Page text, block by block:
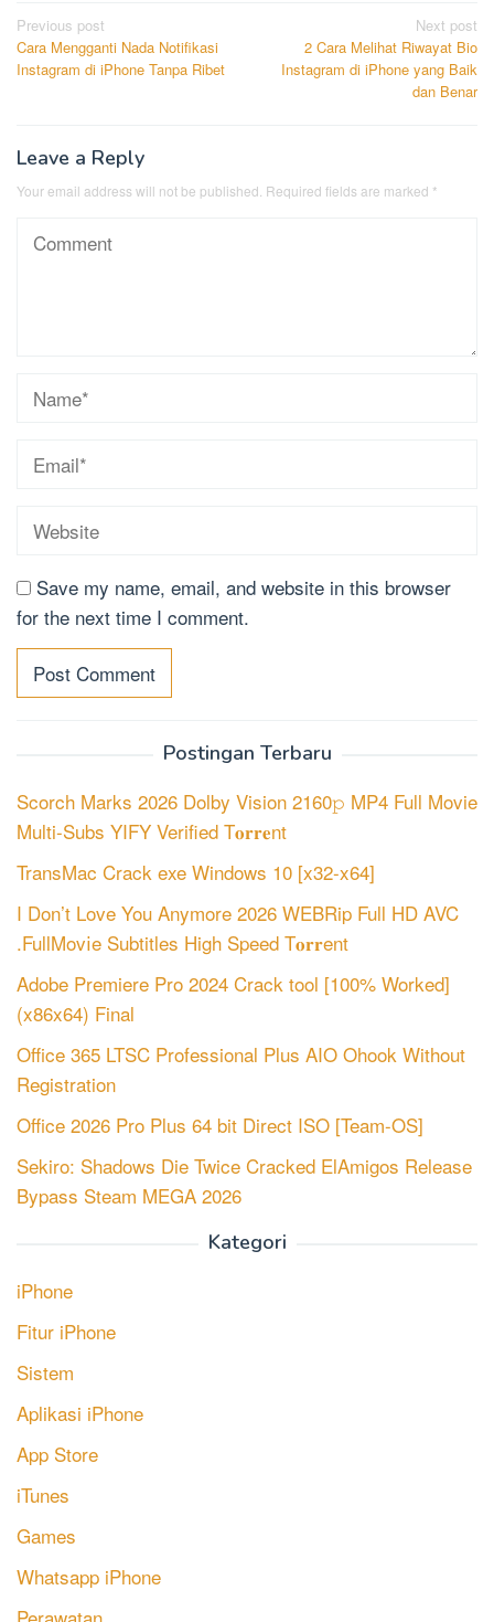
Post
navigation
Previous post
Cara Mengganti Nada Notifikasi
Instagram di iPhone Tanpa Ribet
Next post
2 Cara Melihat Riwayat Bio
Instagram di iPhone yang Baik
dan Benar
Leave a Reply
Your email address will not be published. Required fields are marked *
Save my name, email, and website in this browser
for the next time I comment.
Postingan Terbaru
Scorch Marks 2026 Dolby Vision 2160𝚙 MP4 Full Movie
Multi-Subs YIFY Verified T𝐨𝐫𝐫𝐞nt
TransMac Crack exe Windows 10 [x32-x64]
I Don’t Love You Anymore 2026 WEBRip Full HD AVC
.FullMov𝗂e Subtitles High Speed T𝐨𝐫𝐫ent
Adobe Premiere Pro 2024 Crack tool [100% Worked]
(x86x64) Final
Office 365 LTSC Professional Plus AIO Ohook Without
Registration
Office 2026 Pro Plus 64 bit Direct ISO [Team-OS]
Sekiro: Shadows Die Twice Cracked ElAmigos Release
Bypass Steam MEGA 2026
Kategori
iPhone
Fitur iPhone
Sistem
Aplikasi iPhone
App Store
iTunes
Games
Whatsapp iPhone